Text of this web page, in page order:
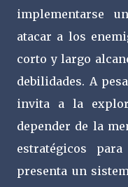
implementarse
atacar a los
corto y largo
debilidades. A
invita a la
depender de la
estratégicos
presenta un